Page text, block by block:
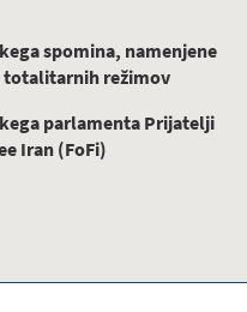
spomina, namenjene
totalitarnih režimov
parlamenta Prijatelji
Iran (FoFi)